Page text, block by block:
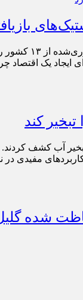
به گزارش
ایجاد یک
کند
آب کشف
کاربردهای
شده